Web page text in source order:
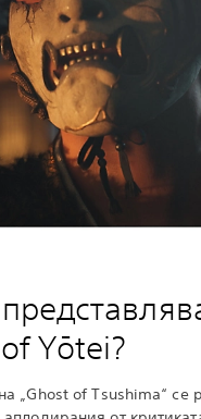
Yōtei?
„Ghost of Tsushima“ се